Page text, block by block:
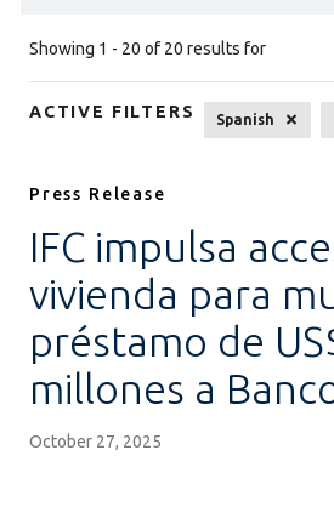
Showing 1 - 20 of 20 results for
ACTIVE FILTERS Spanish
Press Release
IFC impulsa
vivienda para
préstamo de
millones a
October 27, 2025